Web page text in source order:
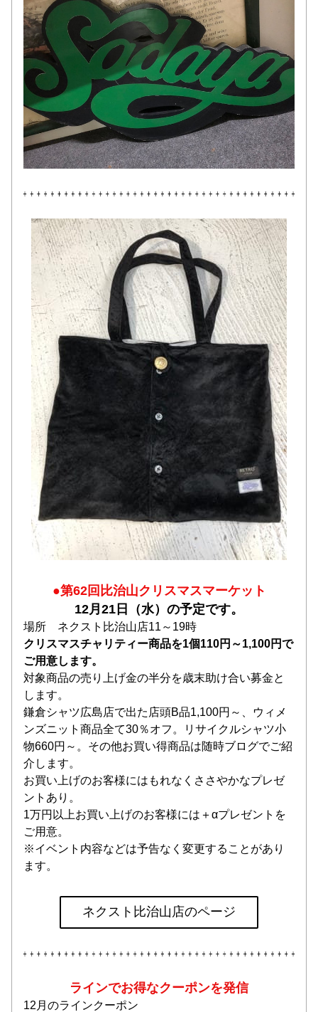
●第62回比治山クリスマスマーケット
12月21日（水）の予定です。
場所　ネクスト比治山店11～19時
クリスマスチャリティー商品を1個110円～1,100円で
ご用意します。
対象商品の売り上げ金の半分を歳末助け合い募金と
します。
鎌倉シャツ広島店で出た店頭B品1,100円～、ウィメ
ンズニット商品全て30％オフ。リサイクルシャツ小
物660円～。その他お買い得商品は随時ブログでご紹
介します。
お買い上げのお客様にはもれなくささやかなプレゼ
ントあり。
1万円以上お買い上げのお客様には＋αプレゼントを
ご用意。
※イベント内容などは予告なく変更することがあり
ます。
ネクスト比治山店のページ
ラインでお得なクーポンを発信
12月のラインクーポン